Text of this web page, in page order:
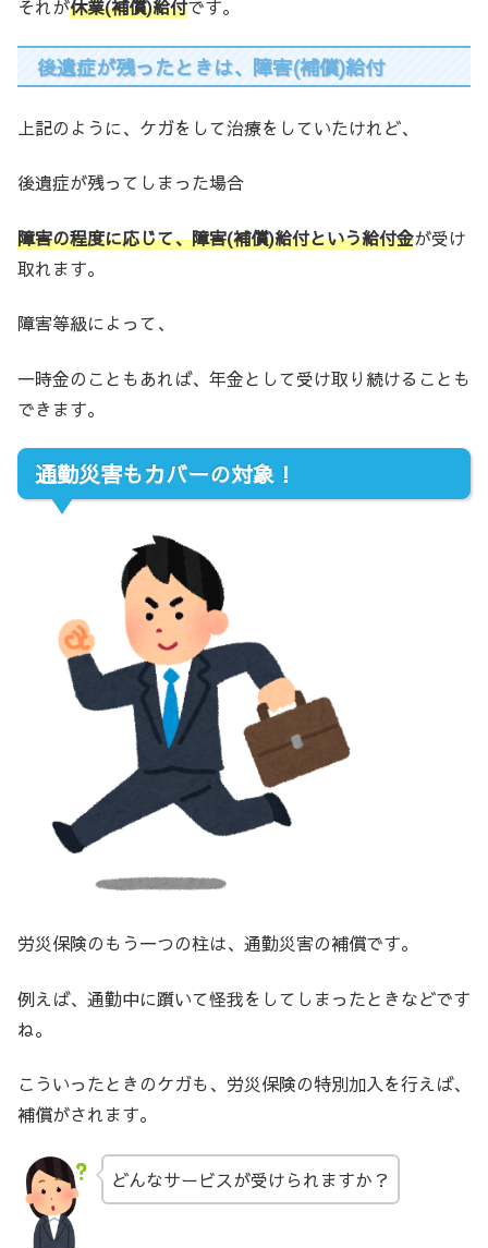
それが休業(補償)給付です。
後遺症が残ったときは、障害(補償)給付
上記のように、ケガをして治療をしていたけれど、
後遺症が残ってしまった場合
障害の程度に応じて、障害(補償)給付という給付金が受け
取れます。
障害等級によって、
一時金のこともあれば、年金として受け取り続けることも
できます。
通勤災害もカバーの対象！
労災保険のもう一つの柱は、通勤災害の補償です。
例えば、通勤中に躓いて怪我をしてしまったときなどです
ね。
こういったときのケガも、労災保険の特別加入を行えば、
補償がされます。
どんなサービスが受けられますか？